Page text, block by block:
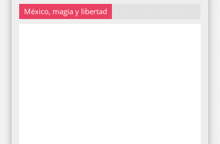
México, magia y libertad